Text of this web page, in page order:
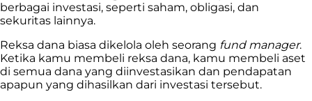
berbagai investasi, seperti saham, obligasi, dan
sekuritas lainnya.
Reksa dana biasa dikelola oleh seorang fund manager.
Ketika kamu membeli reksa dana, kamu membeli aset
di semua dana yang diinvestasikan dan pendapatan
apapun yang dihasilkan dari investasi tersebut.